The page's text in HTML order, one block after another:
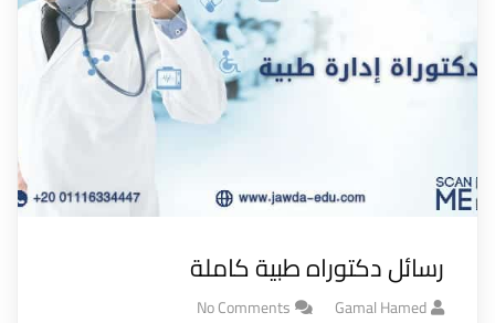
رسائل دكتوراه طبية كاملة
Gamal Hamed
No Comments